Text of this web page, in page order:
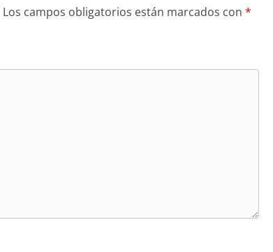
Los campos obligatorios están marcados con *